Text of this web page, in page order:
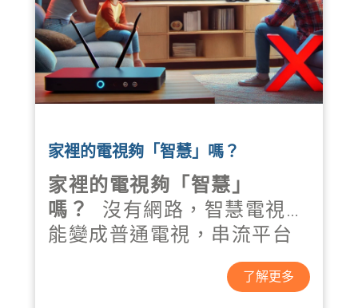
客服專線：0800-882765
官方LINE(搜尋好友
@tycatv038882765) 專人為您
服務！
開始！快來搶先體驗光纖新世
代！
家裡的電視夠「智慧」嗎？
家裡的電視夠「智慧」
嗎？
沒有網路，智慧電視只
能變成普通電視，串流平台
完全無法觀看！ YouTube、
Netflix、Disney+、愛奇了解更多